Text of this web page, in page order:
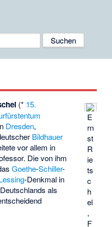
E
rn
st
R
ie
ts
c
h
el
,
F
(* 15.
Dresden,
Bildhauer
vor allem in
Die von ihm
Goethe-Schiller-
-Denkmal in
als